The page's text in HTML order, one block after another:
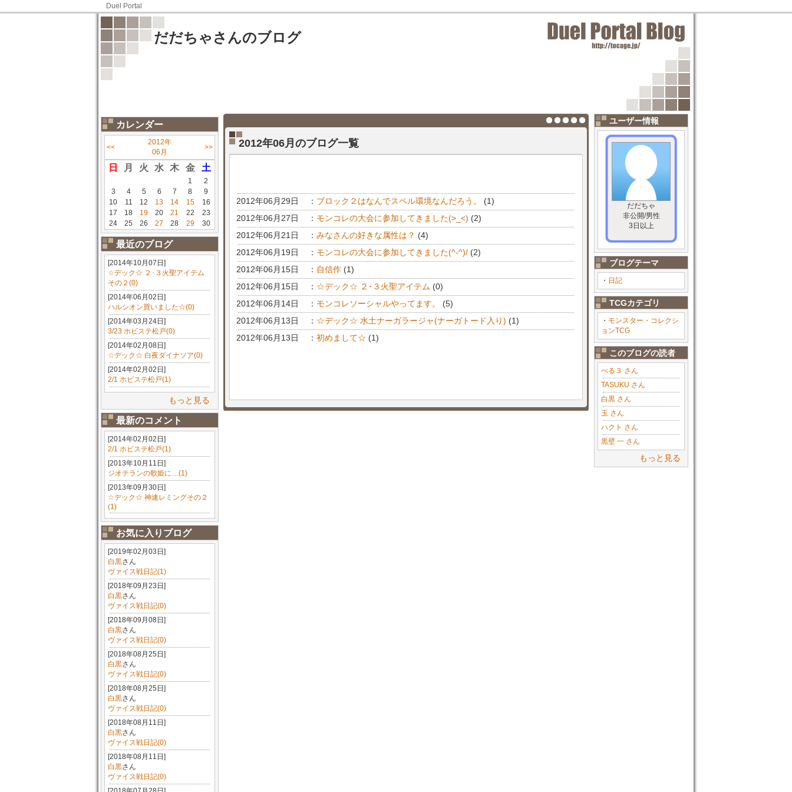
Duel Portal
だだちゃさんのブログ
カレンダー
<<
2012年
06月
>>
日 月 火 水 木 金 土
1
2
3
4 5 6 7 8
9
10
11 12 13 14 15
16
17
18 19 20 21 22
23
24
25 26 27 28 29 30
最近のブログ
[2014年10月07日]
☆デック☆ ２･３火聖アイテム
その２(0)
[2014年06月02日]
ハルシオン買いました☆(0)
[2014年03月24日]
3/23 ホビステ松戸(0)
[2014年02月08日]
☆デック☆ 白夜ダイナソア(0)
[2014年02月02日]
2/1 ホビステ松戸(1)
もっと見る
最新のコメント
[2014年02月02日]
2/1 ホビステ松戸(1)
[2013年10月11日]
ジオテランの歌姫に…(1)
[2013年09月30日]
☆デック☆ 神速レミングその２
(1)
お気に入りブログ
[2019年02月03日]
白黒さん
ヴァイス戦日記(1)
[2018年09月23日]
白黒さん
ヴァイス戦日記(0)
[2018年09月08日]
白黒さん
ヴァイス戦日記(0)
[2018年08月25日]
白黒さん
ヴァイス戦日記(0)
[2018年08月25日]
白黒さん
ヴァイス戦日記(0)
[2018年08月11日]
白黒さん
ヴァイス戦日記(0)
[2018年08月11日]
白黒さん
ヴァイス戦日記(0)
ユーザー情報
だだちゃ
非公開/男性
3日以上
ブログテーマ
・ 日記
TCGカテゴリ
・ モンスター・コレクシ
ョンTCG
このブログの読者
ぺる３ さん
TASUKU さん
白黒 さん
玉 さん
ハクト さん
黒壁 一 さん
もっと見る
2012年06月のブログ一覧
2012年06月29日 ： ブロック２はなんでスペル環境なんだろう。
(1)
2012年06月27日
： モンコレの大会に参加してきました(>_<) (2)
2012年06月21日
： みなさんの好きな属性は？ (4)
2012年06月19日
： モンコレの大会に参加してきました(^-^)/ (2)
2012年06月15日
： 自信作 (1)
2012年06月15日
： ☆デック☆ ２･３火聖アイテム (0)
2012年06月14日
： モンコレソーシャルやってます。
(5)
2012年06月13日
： ☆デック☆ 水土ナーガラージャ(ナーガトード入り) (1)
2012年06月13日
： 初めまして☆ (1)